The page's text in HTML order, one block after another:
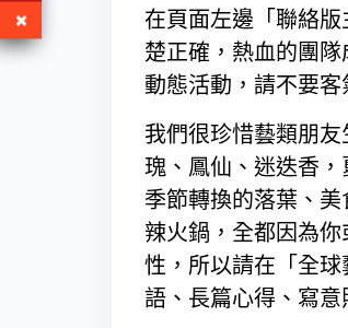
在頁面左邊「聯絡
楚正確，熱血的團
動態活動，請不要客
我們很珍惜藝類朋
瑰、鳳仙、迷迭香
季節轉換的落葉、
辣火鍋，全都因為
性，所以請在「全
語、長篇心得、寫意